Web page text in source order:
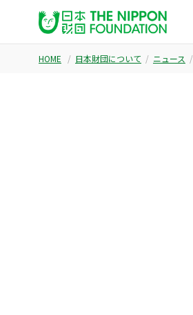
HOME 日本財団について ニュース